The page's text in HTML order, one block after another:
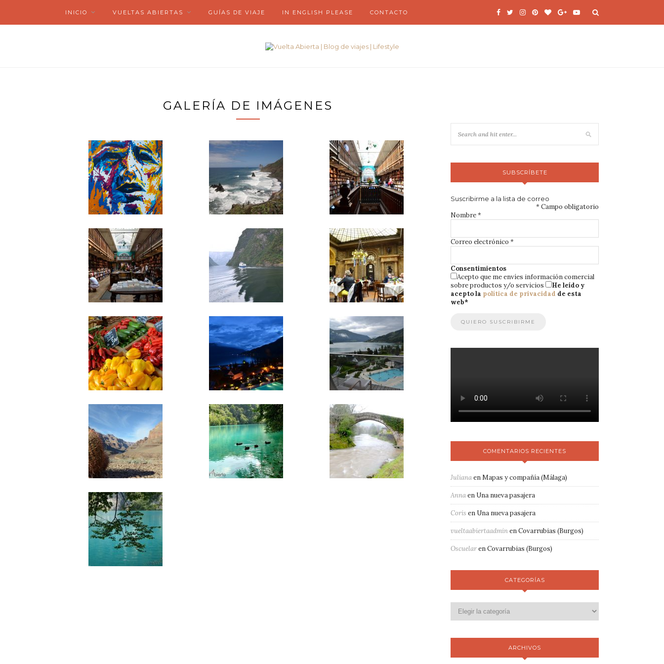
INICIO VUELTAS ABIERTAS GUÍAS DE VIAJE IN ENGLISH PLEASE CONTACTO
GALERÍA DE IMÁGENES
SUBSCRÍBETE
Suscribirme a la lista de correo
* Campo obligatorio
Nombre*
Correo electrónico *
Consentimientos
Acepto que me envíes información comercial
sobre productos y/o servicios
He leído y
acepto la política de privacidad de esta
web*
COMENTARIOS RECIENTES
JulianaenMapas y compañía (Málaga)
Annaen Una nueva pasajera
Coris en Una nueva pasajera
vueltaabiertaadminenCovarrubias (Burgos)
OscuelarenCovarrubias (Burgos)
CATEGORÍAS
ARCHIVOS